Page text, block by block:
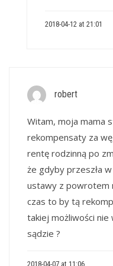
2018-04-12 at 21:01
robert
Witam, moja mama
rekompensaty za
rentę rodzinną po
że gdyby przeszła
ustawy z powrotem
czas to by tą
takiej możliwości nie
sądzie ?
2018-04-07 at 11:06